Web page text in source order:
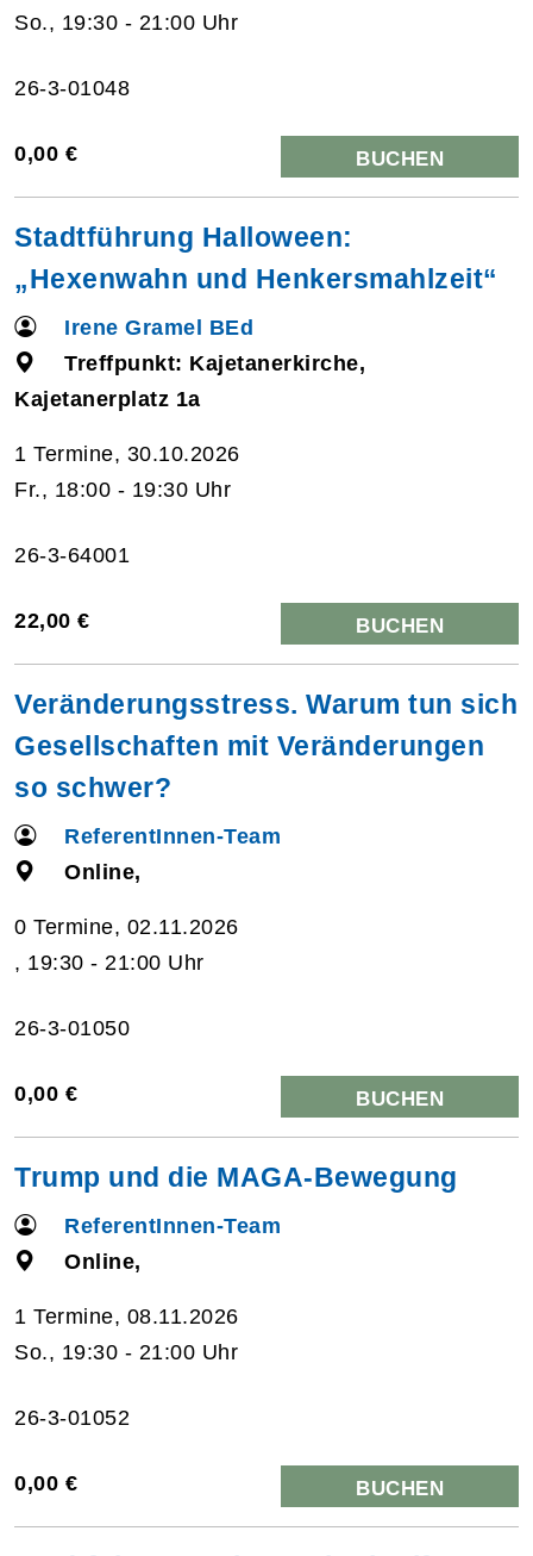
So., 19:30 - 21:00 Uhr
26-3-01048
0,00 € BUCHEN
Stadtführung Halloween:
„Hexenwahn und Henkersmahlzeit“
Irene Gramel BEd
Treffpunkt: Kajetanerkirche,
Kajetanerplatz 1a
1 Termine, 30.10.2026
Fr., 18:00 - 19:30 Uhr
26-3-64001
22,00 € BUCHEN
Veränderungsstress. Warum tun sich
Gesellschaften mit Veränderungen
so schwer?
ReferentInnen-Team
Online,
0 Termine, 02.11.2026
, 19:30 - 21:00 Uhr
26-3-01050
0,00 € BUCHEN
Trump und die MAGA-Bewegung
ReferentInnen-Team
Online,
1 Termine, 08.11.2026
So., 19:30 - 21:00 Uhr
26-3-01052
0,00 € BUCHEN